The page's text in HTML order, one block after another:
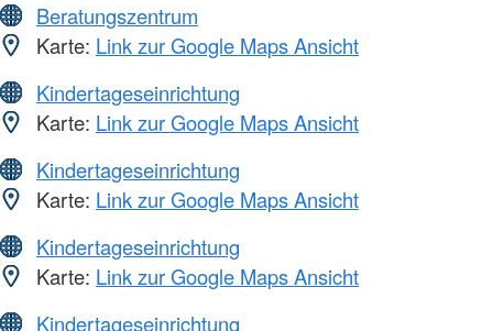
Beratungszentrum
Karte: Link zur Google Maps Ansicht
Kindertageseinrichtung
Karte: Link zur Google Maps Ansicht
Kindertageseinrichtung
Karte: Link zur Google Maps Ansicht
Kindertageseinrichtung
Karte: Link zur Google Maps Ansicht
Kindertageseinrichtung